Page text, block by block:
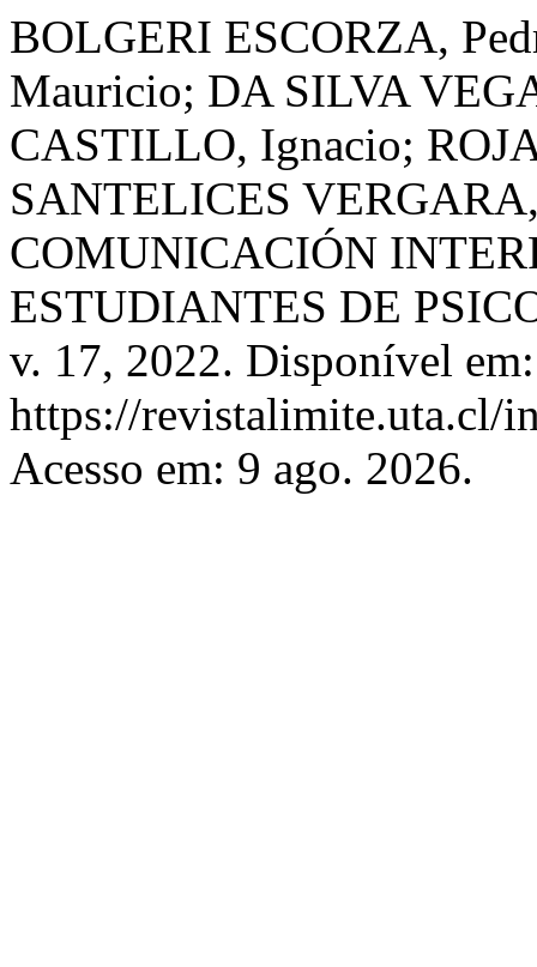
BOLGERI ESCORZA,
Mauricio; DA SILVA
CASTILLO, Ignacio;
SANTELICES
COMUNICACIÓN
ESTUDIANTES DE
v. 17, 2022. Disponível em:
https://revistalimite.uta.cl/
Acesso em: 9 ago. 2026.